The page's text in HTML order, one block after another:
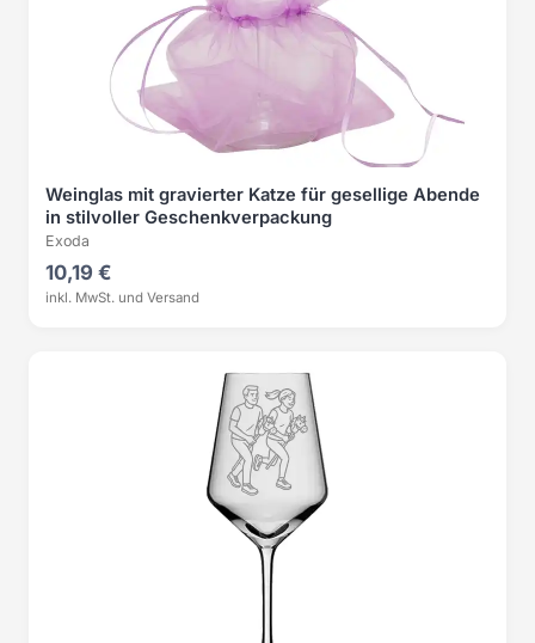
Weinglas mit gravierter Katze für gesellige Abende
in stilvoller Geschenkverpackung
Exoda
10,19 €
inkl. MwSt. und Versand